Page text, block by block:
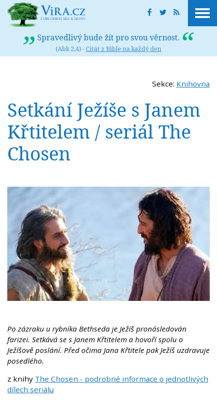
Spravedlivý bude žít pro svou věrnost.
(Abk 2,4) -Citát z Bible na každý den
Sekce: Knihovna
Setkání Ježíše s Janem
Křtitelem / seriál The
Chosen
Po zázraku u rybníka Bethseda je Ježíš pronásledován
farizei. Setkává se s Janem Křtitelem a hovoří spolu o
Ježíšově poslání. Před očima Jana Křtitele pak Ježíš uzdravuje
posedlého.
z knihy The Chosen - podrobné informace o jednotlivých
dílech seriálu